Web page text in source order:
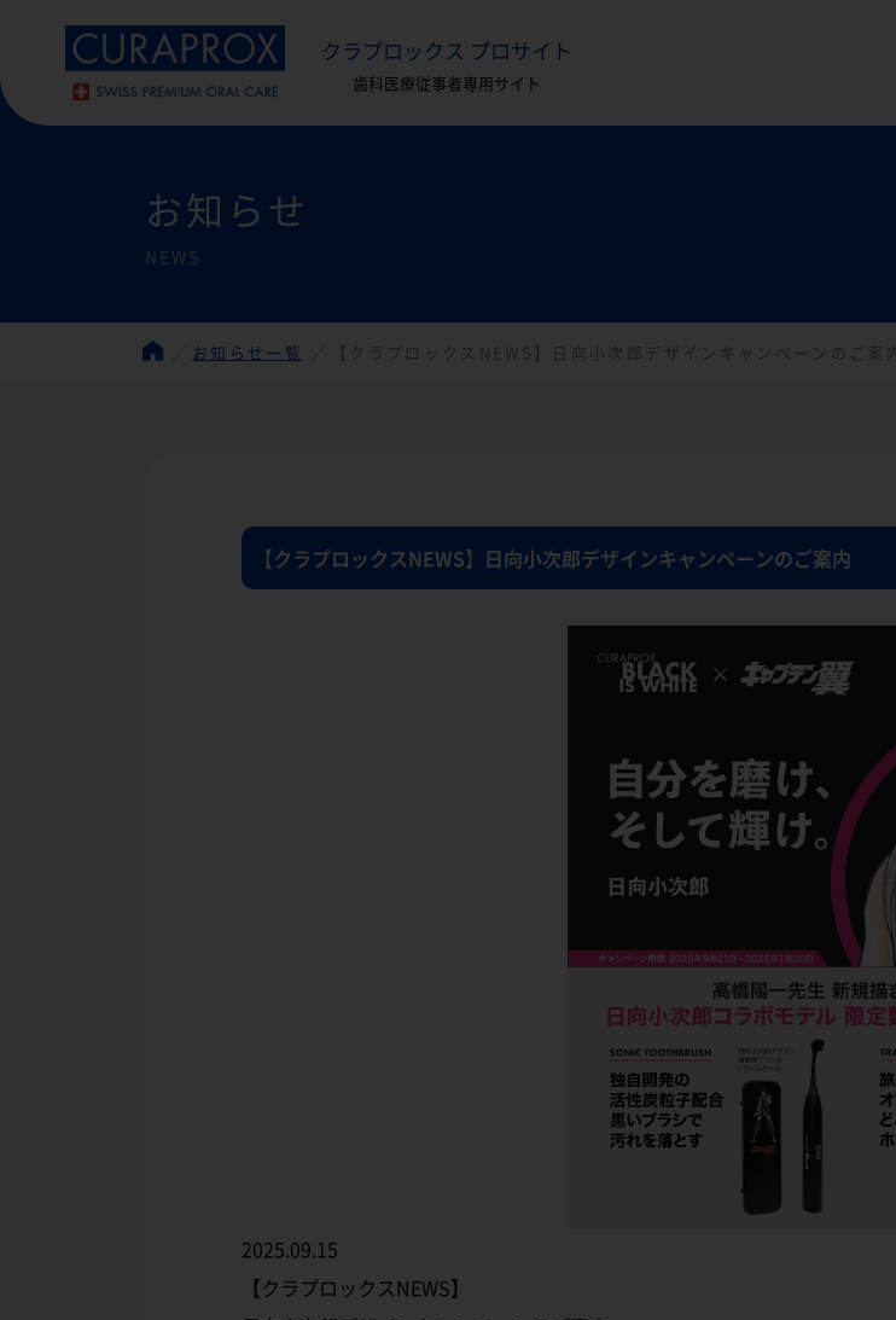
クラプロックス プロサイト
歯科医療従事者専用サイト
お知らせ
NEWS
お知らせ一覧 【クラプロックスNEWS】日向小次郎デザインキャンペーンのご案内
【クラプロックスNEWS】日向小次郎デザインキャンペーンのご案内
2025.09.15
【クラプロックスNEWS】